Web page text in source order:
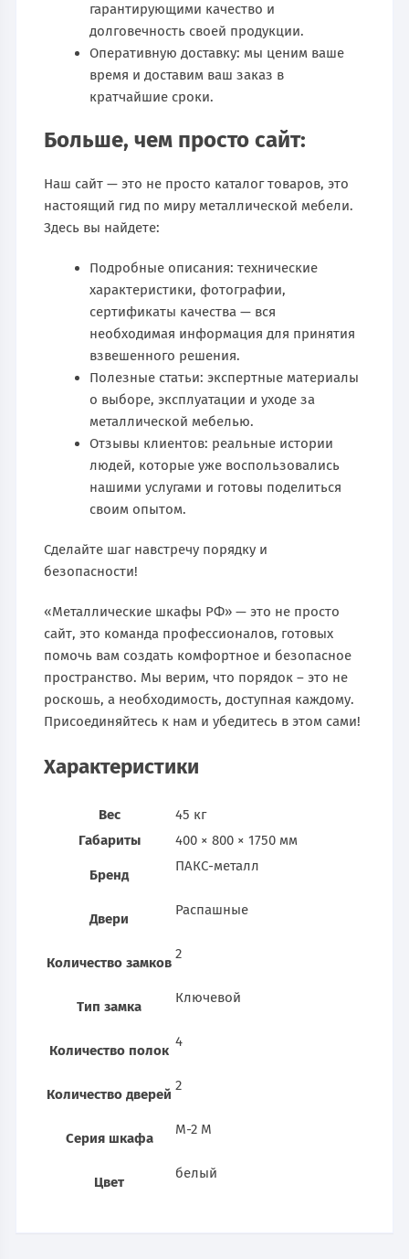
гарантирующими качество и
долговечность своей продукции.
Оперативную доставку: мы ценим ваше
время и доставим ваш заказ в
кратчайшие сроки.
Больше, чем просто сайт:
Наш сайт — это не просто каталог товаров, это
настоящий гид по миру металлической мебели.
Здесь вы найдете:
Подробные описания: технические
характеристики, фотографии,
сертификаты качества — вся
необходимая информация для принятия
взвешенного решения.
Полезные статьи: экспертные материалы
о выборе, эксплуатации и уходе за
металлической мебелью.
Отзывы клиентов: реальные истории
людей, которые уже воспользовались
нашими услугами и готовы поделиться
своим опытом.
Сделайте шаг навстречу порядку и
безопасности!
«Металлические шкафы РФ» — это не просто
сайт, это команда профессионалов, готовых
помочь вам создать комфортное и безопасное
пространство. Мы верим, что порядок – это не
роскошь, а необходимость, доступная каждому.
Присоединяйтесь к нам и убедитесь в этом сами!
Характеристики
Вес
45 кг
Габариты
400 × 800 × 1750 мм
Бренд
ПАКС-металл
Двери
Распашные
Количество замков
2
Тип замка
Ключевой
Количество полок
4
Количество дверей
2
Серия шкафа
М-2 М
Цвет
белый